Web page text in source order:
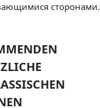
сторонами.